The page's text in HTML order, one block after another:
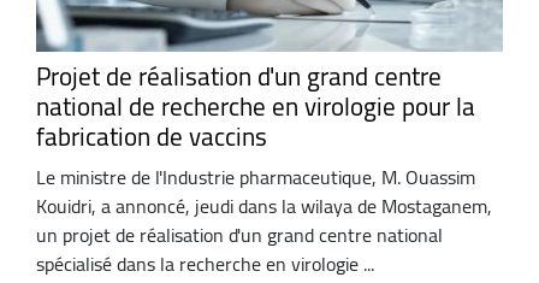
Projet de réalisation d'un grand centre
national de recherche en virologie pour la
fabrication de vaccins
Le ministre de l'Industrie pharmaceutique, M. Ouassim
Kouidri, a annoncé, jeudi dans la wilaya de Mostaganem,
un projet de réalisation d'un grand centre national
spécialisé dans la recherche en virologie ...